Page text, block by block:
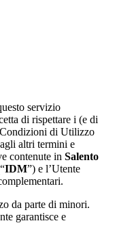
servizio
di rispettare i (e di
Condizioni di Utilizzo
altri termini e
contenute in Salento
IDM”) e l’Utente
da parte di minori.
garantisce e